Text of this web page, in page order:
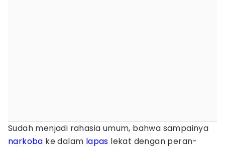
Sudah menjadi rahasia umum, bahwa sampainya
narkoba ke dalam lapas lekat dengan peran-